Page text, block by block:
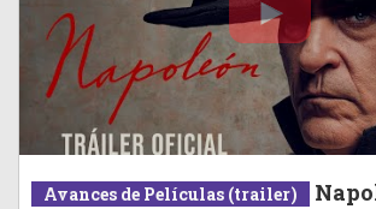
Avances de Películas (trailer)